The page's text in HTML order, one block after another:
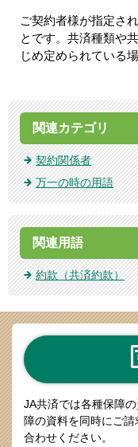
ご契約者様が指定さ
とです。共済種類や
じめ定められている
関連カテゴリ
契約関係者
万一の時の用語
関連用語
約款（共済約款）
JA共済では各種保障
障の資料を同時にご
合わせください。